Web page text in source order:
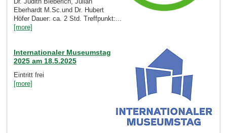
Eberhardt M.Sc.und Dr. Hubert
Höfer Dauer: ca. 2 Std. Treffpunkt:...
[more]
Internationaler Museumstag
2025 am 18.5.2025
Eintritt frei
[more]